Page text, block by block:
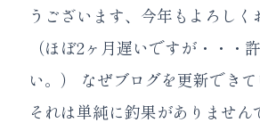
うございます、今年もよろしく
（ほぼ2ヶ月遅いですが・・・
い。） なぜブログを更新できて
それは単純に釣果がありません